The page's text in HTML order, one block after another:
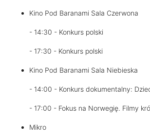
Kino Pod Baranami Sala Czerwona
- 14:30 - Konkurs polski
- 17:30 - Konkurs polski
Kino Pod Baranami Sala Niebieska
- 14:00 - Konkurs dokumentalny:
- 17:00 - Fokus na Norwegię. Filmy
Mikro